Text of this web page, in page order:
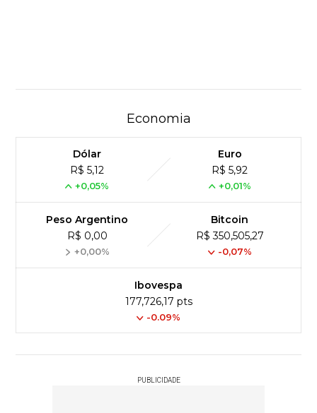
Economia
Dólar
R$ 5,12
+0,05%
Euro
R$ 5,92
+0,01%
Peso Argentino
R$ 0,00
+0,00%
Bitcoin
R$ 350,505,27
-0,07%
Ibovespa
177,726,17 pts
-0.09%
PUBLICIDADE